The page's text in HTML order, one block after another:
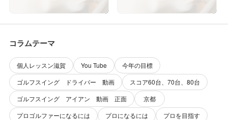
コラムテーマ
個人レッスン滋賀 You Tube
今年の目標
ゴルフスイング ドライバー 動画
スコア60台、70台、80台
ゴルフスイング アイアン 動画 正面
京都
プロゴルファーになるには
プロになるには
プロを目指す